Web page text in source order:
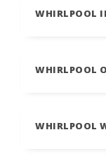
WHIRLPOOL
WHIRLPOOL
WHIRLPOOL